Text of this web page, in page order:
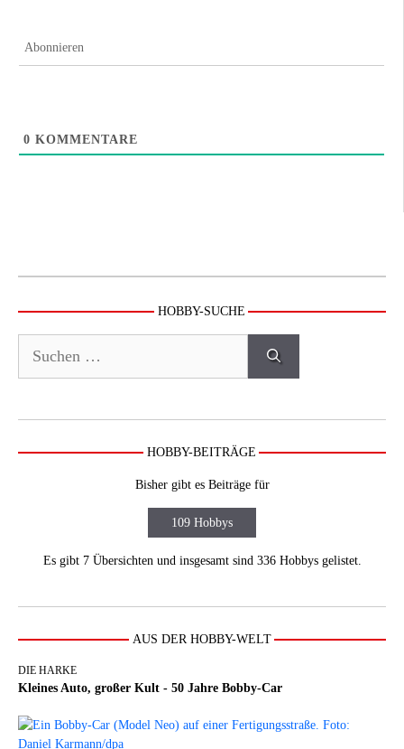
Abonnieren
0 KOMMENTARE
HOBBY-SUCHE
nach:
HOBBY-BEITRÄGE
Bisher gibt es Beiträge für
109 Hobbys
Es gibt 7 Übersichten und insgesamt sind 336 Hobbys gelistet.
AUS DER HOBBY-WELT
DIE HARKE
Kleines Auto, großer Kult - 50 Jahre Bobby-Car